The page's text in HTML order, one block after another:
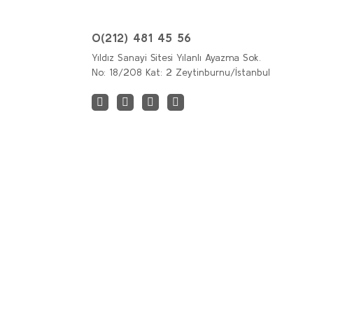
0(212) 481 45 56
Yıldız Sanayi Sitesi Yılanlı Ayazma Sok.
No: 18/208 Kat: 2 Zeytinburnu/İstanbul